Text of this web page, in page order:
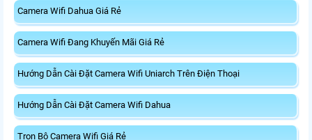
Camera Wifi Dahua Giá Rẻ
Camera Wifi Đang Khuyến Mãi Giá Rẻ
Hướng Dẫn Cài Đặt Camera Wifi Uniarch Trên Điện Thoại
Hướng Dẫn Cài Đặt Camera Wifi Dahua
Trọn Bộ Camera Wifi Giá Rẻ